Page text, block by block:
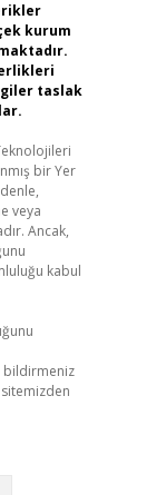
kurum
taslak
bir Yer
veya
Ancak,
kabul
bildirmeniz